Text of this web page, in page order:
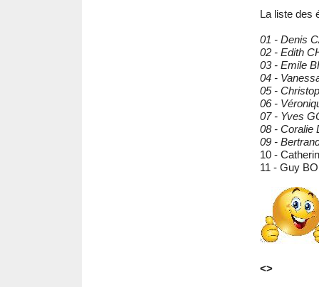
La liste des
01 - Denis
02 - Edith
03 - Emile
04 -
05 -
06 -
07 - Yves
08 - Coralie
09 -
10 -
11 - Guy
<>